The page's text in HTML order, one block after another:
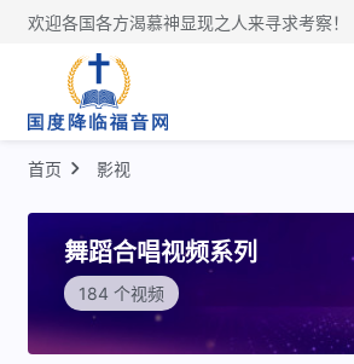
欢迎各国各方渴慕神显现之人来寻求考察！
首页 影视
舞蹈合唱视频系列
184 个视频